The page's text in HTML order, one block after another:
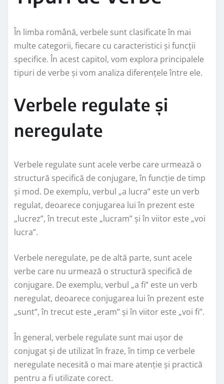
În limba română, verbele sunt clasificate în mai
multe categorii, fiecare cu caracteristici și funcții
specifice. În acest capitol, vom explora principalele
tipuri de verbe și vom analiza diferențele între ele.
Verbele regulate și
neregulate
Verbele regulate sunt acele verbe care urmează o
structură specifică de conjugare, în funcție de timp
și mod. De exemplu, verbul „a lucra” este un verb
regulat, deoarece conjugarea lui în prezent este
„lucrez”, în trecut este „lucram” și în viitor este „voi
lucra”.
Verbele neregulate, pe de altă parte, sunt acele
verbe care nu urmează o structură specifică de
conjugare. De exemplu, verbul „a fi” este un verb
neregulat, deoarece conjugarea lui în prezent este
„sunt”, în trecut este „eram” și în viitor este „voi fi”.
În general, verbele regulate sunt mai ușor de
conjugat și de utilizat în fraze, în timp ce verbele
neregulate necesită o mai mare atenție și practică
pentru a fi utilizate corect.